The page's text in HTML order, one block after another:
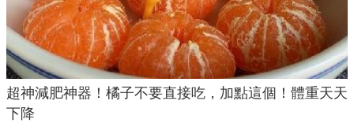
超神減肥神器！橘子不要直接吃，加點這個！體重天天
下降